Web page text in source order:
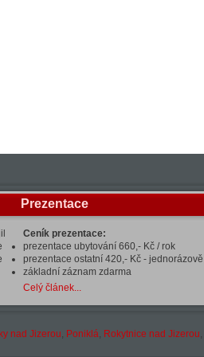
Prezentace
Ceník prezentace:
prezentace ubytování 660,- Kč / rok
prezentace ostatní 420,- Kč - jednorázově
základní záznam zdarma
Celý článek...
nad Jizerou, Poniklá, Rokytnice nad Jizerou,